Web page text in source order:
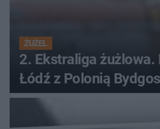
ŻUŻEL
2. Ekstraliga żużlowa.
Łódź z Polonią